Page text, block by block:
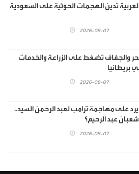
تدين الهجمات الحوثية على السعودية
2026-08-07
والجفاف تضغط على الزراعة والخدمات
بريطانيا
2026-08-07
على مهاجمة ترامب لعبد الرحمن السيد..
عبد الرحيم؟
2026-08-07